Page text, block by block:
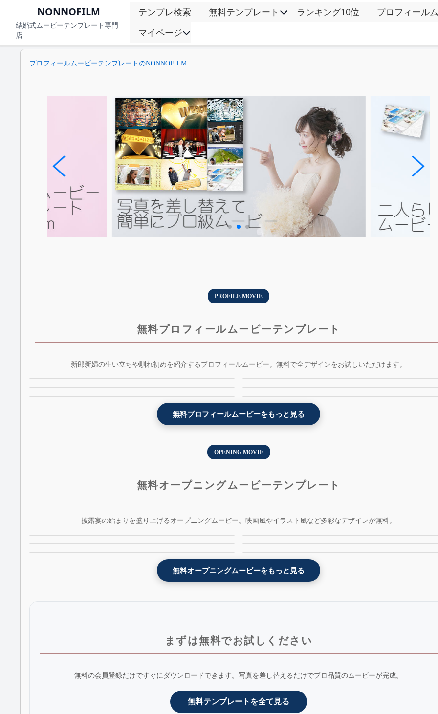
NONNOFILM
結婚式ムービーテンプレート専門
店
テンプレ検索 無料テンプレート ランキング10位
プロフィール
マイページ
プロフィールムービーテンプレートのNONNOFILM
PROFILE MOVIE
無料プロフィールムービーテンプレート
新郎新婦の生い立ちや馴れ初めを紹介するプロフィールムービー。無料で全デザインをお試しいただけます。
weddingflix - 無料版
weddingram - AE版 - 無料版
Youtube風プロフィールムービーテンプレート -
モザイク画と3Dプロフィールムービーテンプレー
6位
無料プロフィールムービーをもっと見る
OPENING MOVIE
無料オープニングムービーテンプレート
披露宴の始まりを盛り上げるオープニングムービー。映画風やイラスト風など多彩なデザインが無料。
weddingram - AE版 - 無料版
weddingerion - 無料版
映画予告編風オープニングムービーテンプレート -
ダンスイラストオープニングムービーテンプレート
無料オープニングムービーをもっと見る
まずは無料でお試しください
無料の会員登録だけですぐにダウンロードできます。写真を差し替えるだけでプロ品質のムービーが完成。
無料テンプレートを全て見る